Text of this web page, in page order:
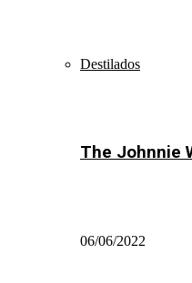
Destilados
The Johnnie
06/06/2022